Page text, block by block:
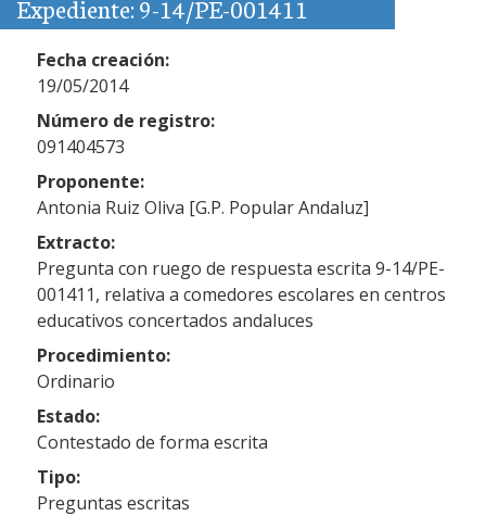
Expediente: 9-14/PE-001411
Fecha creación:
19/05/2014
Número de registro:
091404573
Proponente:
Antonia Ruiz Oliva [G.P. Popular Andaluz]
Extracto:
Pregunta con ruego de respuesta escrita 9-14/PE-
001411, relativa a comedores escolares en centros
educativos concertados andaluces
Procedimiento:
Ordinario
Estado:
Contestado de forma escrita
Tipo:
Preguntas escritas